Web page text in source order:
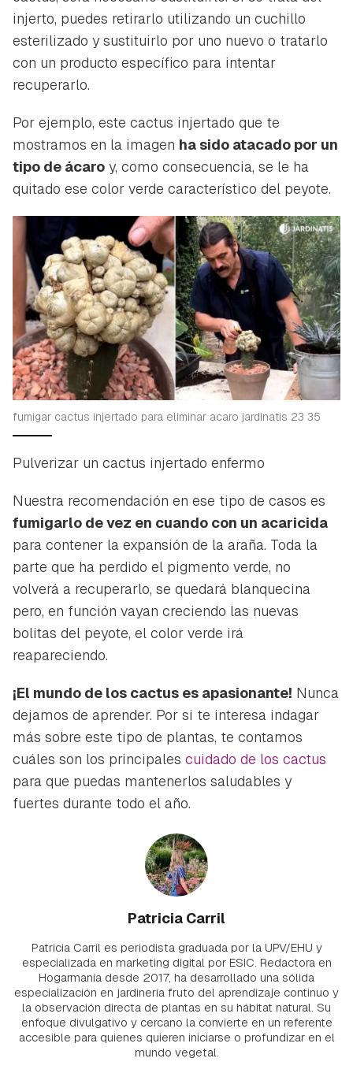
injerto, puedes retirarlo utilizando un cuchillo
esterilizado y sustituirlo por uno nuevo o tratarlo
con un producto específico para intentar
recuperarlo.
Por ejemplo, este cactus injertado que te
mostramos en la imagen ha sido atacado por un
tipo de ácaro y, como consecuencia, se le ha
quitado ese color verde característico del peyote.
fumigar cactus injertado para eliminar acaro jardinatis 23 35
Pulverizar un cactus injertado enfermo
Nuestra recomendación en ese tipo de casos es
fumigarlo de vez en cuando con un acaricida
para contener la expansión de la araña. Toda la
parte que ha perdido el pigmento verde, no
volverá a recuperarlo, se quedará blanquecina
pero, en función vayan creciendo las nuevas
bolitas del peyote, el color verde irá
reapareciendo.
¡El mundo de los cactus es apasionante! Nunca
dejamos de aprender. Por si te interesa indagar
más sobre este tipo de plantas, te contamos
cuáles son los principales cuidado de los cactus
para que puedas mantenerlos saludables y
fuertes durante todo el año.
Patricia Carril
Patricia Carril es periodista graduada por la UPV/EHU y
especializada en marketing digital por ESIC. Redactora en
Hogarmanía desde 2017, ha desarrollado una sólida
especialización en jardinería fruto del aprendizaje continuo y
la observación directa de plantas en su hábitat natural. Su
enfoque divulgativo y cercano la convierte en un referente
accesible para quienes quieren iniciarse o profundizar en el
mundo vegetal.